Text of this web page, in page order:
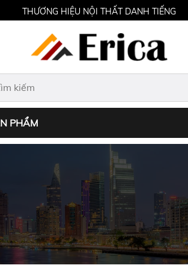
THƯƠNG HIỆU NỘI THẤT DANH TIẾNG
PHẨM